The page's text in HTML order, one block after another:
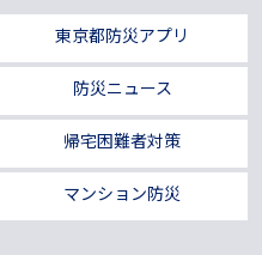
東京都防災アプリ
防災ニュース
帰宅困難者対策
マンション防災